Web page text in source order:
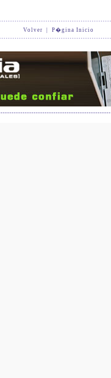
Volver P�gina Inicio